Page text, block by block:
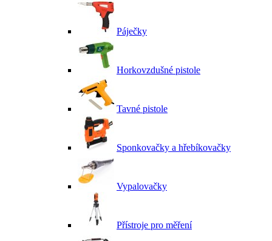
Páječky
Horkovzdušné pistole
Tavné pistole
Sponkovačky a hřebíkovačky
Vypalovačky
Přístroje pro měření